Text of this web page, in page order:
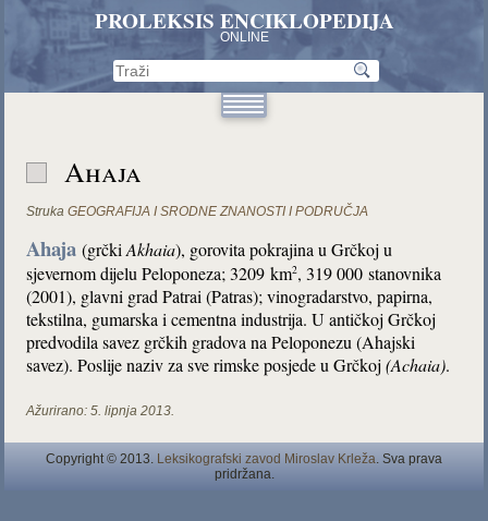
PROLEKSIS ENCIKLOPEDIJA
ONLINE
Ahaja
Struka GEOGRAFIJA I SRODNE ZNANOSTI I PODRUČJA
Ahaja(grčki Akhaia), gorovita pokrajina u Grčkoj u
sjevernom dijelu Peloponeza; 3209 km2, 319 000 stanovnika
(2001), glavni grad Patrai (Patras); vinogradarstvo, papirna,
tekstilna, gumarska i cementna industrija. U antičkoj Grčkoj
predvodila savez grčkih gradova na Peloponezu (Ahajski
savez). Poslije naziv za sve rimske posjede u Grčkoj(Achaia).
Ažurirano: 5. lipnja 2013.
Copyright © 2013. Leksikografski zavod Miroslav Krleža. Sva prava
pridržana.